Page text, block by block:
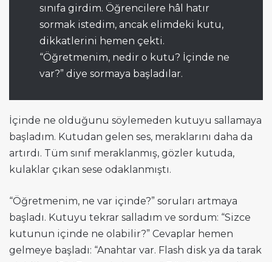
sınıfa girdim. Öğrencilere hâl hatır
sormak istedim, ancak elimdeki kutu,
dikkatlerini hemen çekti.
“Öğretmenim, nedir o kutu? İçinde ne
var?” diye sormaya başladılar.
İçinde ne olduğunu söylemeden kutuyu sallamaya
başladım. Kutudan gelen ses, meraklarını daha da
artırdı. Tüm sınıf meraklanmış, gözler kutuda,
kulaklar çıkan sese odaklanmıştı.
“Öğretmenim, ne var içinde?” soruları artmaya
başladı. Kutuyu tekrar salladım ve sordum: “Sizce
kutunun içinde ne olabilir?” Cevaplar hemen
gelmeye başladı: “Anahtar var. Flash disk ya da tarak